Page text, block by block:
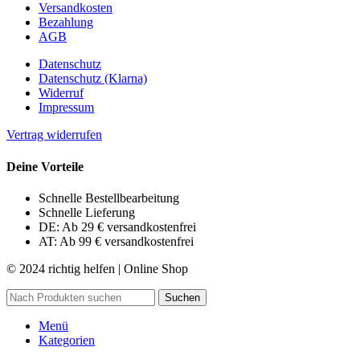
Versandkosten
Bezahlung
AGB
Datenschutz
Datenschutz (Klarna)
Widerruf
Impressum
Vertrag widerrufen
Deine Vorteile
Schnelle Bestellbearbeitung
Schnelle Lieferung
DE: Ab 29 € versandkostenfrei
AT: Ab 99 € versandkostenfrei
© 2024 richtig helfen | Online Shop
Suchen
Menü
Kategorien